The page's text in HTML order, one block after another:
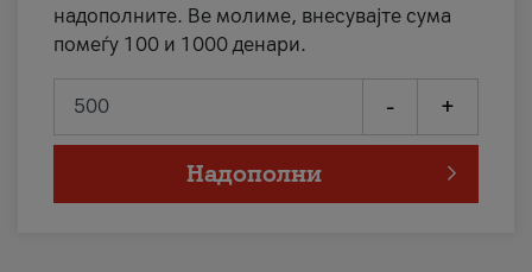
надополните. Ве молиме, внесувајте сума
помеѓу 100 и 1000 денари.
- +
Надополни